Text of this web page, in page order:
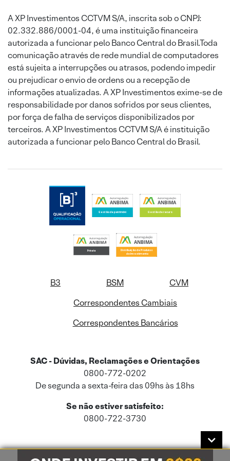
A XP Investimentos CCTVM S/A, inscrita sob o CNPJ:
02.332.886/0001-04, é uma instituição financeira
autorizada a funcionar pelo Banco Central do Brasil.Toda
comunicação através de rede mundial de computadores
está sujeita a interrupções ou atrasos, podendo impedir
ou prejudicar o envio de ordens ou a recepção de
informações atualizadas. A XP Investimentos exime-se de
responsabilidade por danos sofridos por seus clientes,
por força de falha de serviços disponibilizados por
terceiros. A XP Investimentos CCTVM S/A é instituição
autorizada a funcionar pelo Banco Central do Brasil.
B3 BSM
CVM
Correspondentes Cambiais
Correspondentes Bancários
SAC - Dúvidas, Reclamações e Orientações
0800-772-0202
De segunda a sexta-feira das 09hs às 18hs
Se não estiver satisfeito:
0800-722-3730